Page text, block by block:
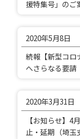
援特集号」のご
2020年5月8日
続報【新型コロ
へさらなる要請
2020年3月31日
【お知らせ】
止・延期（埼玉